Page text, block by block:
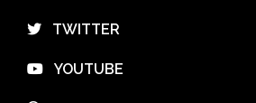
⠀TWITTER
⠀YOUTUBE